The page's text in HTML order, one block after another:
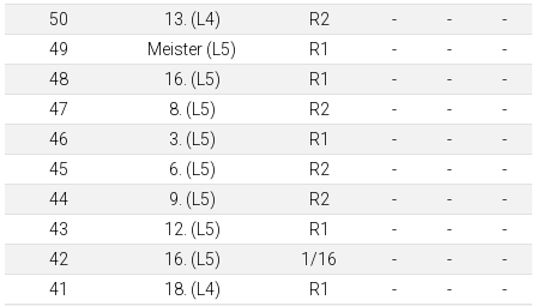
50
13. (L4) R2 - -
-
49
Meister (L5) R1 - -
-
48
16. (L5) R1 - -
-
47
8. (L5) R2 - -
-
46
3. (L5) R1 - -
-
45
6. (L5) R2 - -
-
44
9. (L5) R2 - -
-
43
12. (L5) R1 - -
-
42
16. (L5) 1/16 - -
-
41
18. (L4) R1 - -
-